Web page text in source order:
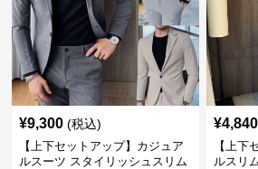
¥9,300 (税込)
【上下セットアップ】カジュア
ルスーツ スタイリッシュスリム
¥4,840
【上下
ルスリ